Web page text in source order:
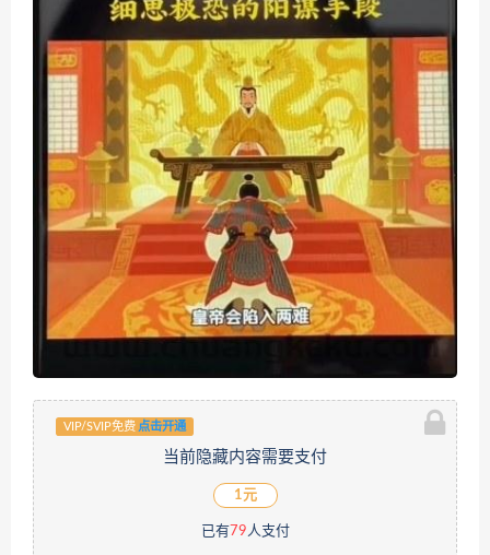
VIP/SVIP免费 点击开通
当前隐藏内容需要支付
1元
已有 79人支付